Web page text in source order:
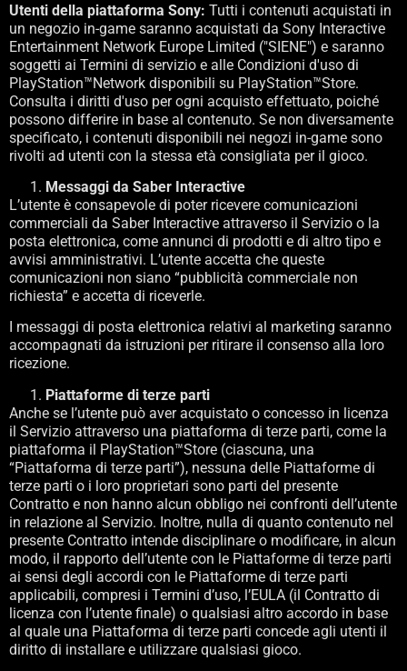
Utenti della piattaforma Sony: Tutti i contenuti acquistati in
un negozio in-game saranno acquistati da Sony Interactive
Entertainment Network Europe Limited ("SIENE") e saranno
soggetti ai Termini di servizio e alle Condizioni d'uso di
PlayStation™Network disponibili su PlayStation™Store.
Consulta i diritti d'uso per ogni acquisto effettuato, poiché
possono differire in base al contenuto. Se non diversamente
specificato, i contenuti disponibili nei negozi in-game sono
rivolti ad utenti con la stessa età consigliata per il gioco.
Messaggi da Saber Interactive
L’utente è consapevole di poter ricevere comunicazioni
commerciali da Saber Interactive attraverso il Servizio o la
posta elettronica, come annunci di prodotti e di altro tipo e
avvisi amministrativi. L’utente accetta che queste
comunicazioni non siano “pubblicità commerciale non
richiesta” e accetta di riceverle.
I messaggi di posta elettronica relativi al marketing saranno
accompagnati da istruzioni per ritirare il consenso alla loro
ricezione.
Piattaforme di terze parti
Anche se l’utente può aver acquistato o concesso in licenza
il Servizio attraverso una piattaforma di terze parti, come la
piattaforma il PlayStation™Store (ciascuna, una
“Piattaforma di terze parti”), nessuna delle Piattaforme di
terze parti o i loro proprietari sono parti del presente
Contratto e non hanno alcun obbligo nei confronti dell’utente
in relazione al Servizio. Inoltre, nulla di quanto contenuto nel
presente Contratto intende disciplinare o modificare, in alcun
modo, il rapporto dell’utente con le Piattaforme di terze parti
ai sensi degli accordi con le Piattaforme di terze parti
applicabili, compresi i Termini d’uso, l’EULA (il Contratto di
licenza con l’utente finale) o qualsiasi altro accordo in base
al quale una Piattaforma di terze parti concede agli utenti il
diritto di installare e utilizzare qualsiasi gioco.